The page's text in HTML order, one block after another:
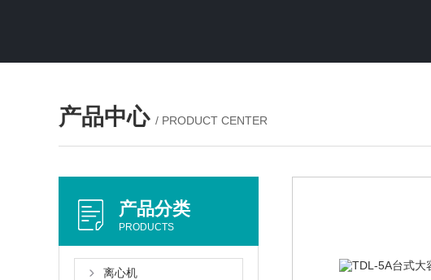
产品中心 / PRODUCT CENTER
产品分类
PRODUCTS
离心机